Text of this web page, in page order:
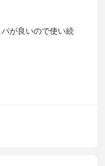
が良いので使い続